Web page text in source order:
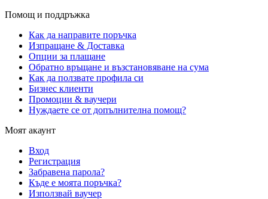
Помощ и поддръжка
Как да направите поръчка
Изпращане & Доставка
Опции за плащане
Обратно връщане и възстановяване на сума
Как да ползвате профила си
Бизнес клиенти
Промоции & ваучери
Нуждаете се от допълнителна помощ?
Моят акаунт
Вход
Регистрация
Забравена парола?
Къде е моята поръчка?
Използвай ваучер